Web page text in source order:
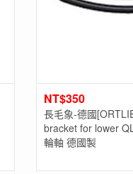
NT$350
長毛象-德國
bracket for lower
輪軸 德國製